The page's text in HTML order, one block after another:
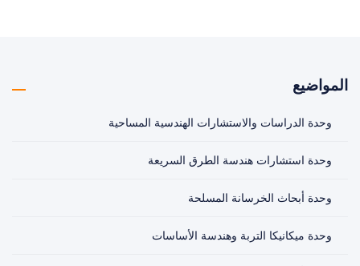
المواضيع
وحدة الدراسات والاستشارات الهندسية المساحية
وحدة استشارات هندسة الطرق السريعة
وحدة أبحاث الخرسانة المسلحة
وحدة ميكانيكا التربة وهندسة الأساسات